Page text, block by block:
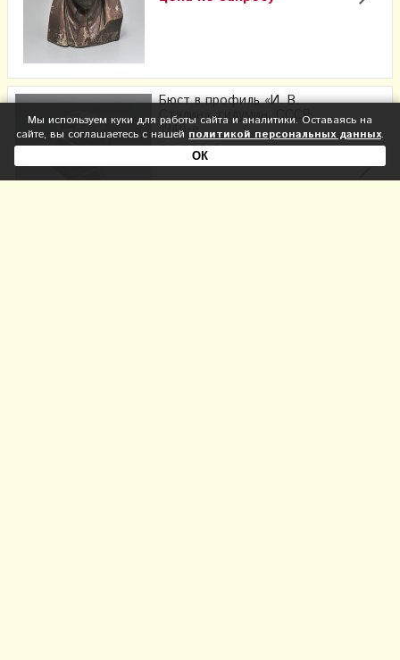
Бюст в профиль «И. В.
Сталин», силумин, СССР,
1940-е
22 500
Мы используем куки для работы сайта и аналитики. Оставаясь на
сайте, вы соглашаетесь с нашей политикой персональных данных.
ОК